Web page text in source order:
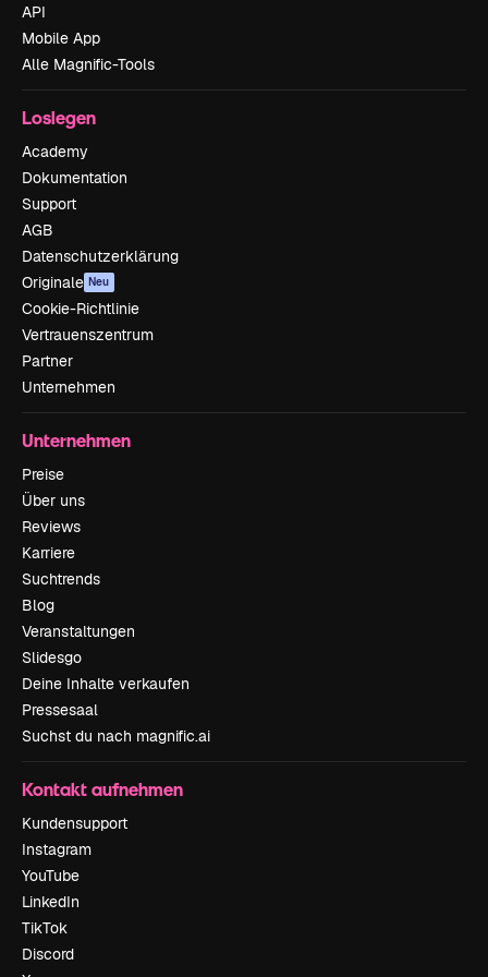
API
Mobile App
Alle Magnific-Tools
Loslegen
Academy
Dokumentation
Support
AGB
Datenschutzerklärung
Originale Neu
Cookie-Richtlinie
Vertrauenszentrum
Partner
Unternehmen
Unternehmen
Preise
Über uns
Reviews
Karriere
Suchtrends
Blog
Veranstaltungen
Slidesgo
Deine Inhalte verkaufen
Pressesaal
Suchst du nach magnific.ai
Kontakt aufnehmen
Kundensupport
Instagram
YouTube
LinkedIn
TikTok
Discord